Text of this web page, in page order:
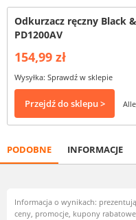
Odkurzacz ręczny Black
PD1200AV
154,99 zł
Wysyłka: Sprawdź w sklepie
Przejdź do sklepu >
PODOBNE INFORMACJE
Informacja o wynikach:
ceny, promocje, kupony